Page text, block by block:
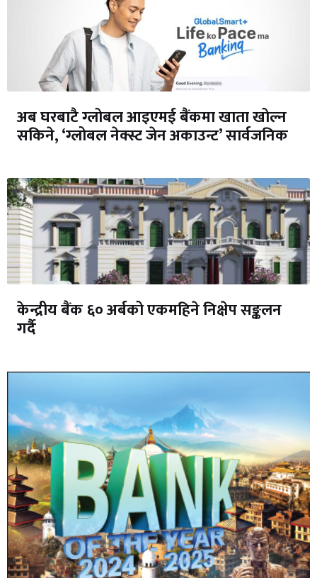
अब घरबाटै ग्लोबल आइएमई बैंकमा खाता खोल्न
सकिने, ‘ग्लोबल नेक्स्ट जेन अकाउन्ट’ सार्वजनिक
केन्द्रीय बैंक ६० अर्बको एकमहिने निक्षेप सङ्कलन
गर्दै